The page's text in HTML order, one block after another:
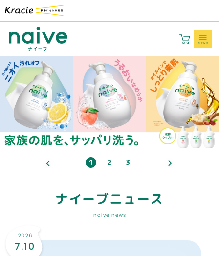
ナイーブニュース
naive NEWS
ナイーブ
ナイーブ ピュア
1 2 3
ナイーブニュース
naive news
2026
7.10